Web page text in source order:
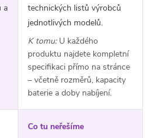
a
technických listů výrobců
jednotlivých modelů.
K tomu:U každého
produktu najdete kompletní
specifikaci přímo na stránce
– včetně rozměrů, kapacity
baterie a doby nabíjení.
Co tu neřešíme